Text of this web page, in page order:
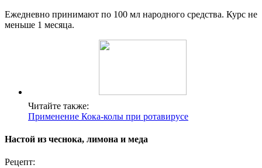
Ежедневно принимают по 100 мл народного средства. Курс не
меньше 1 месяца.
Читайте также:
Применение Кока-колы при ротавирусе
Настой из чеснока, лимона и меда
Рецепт: